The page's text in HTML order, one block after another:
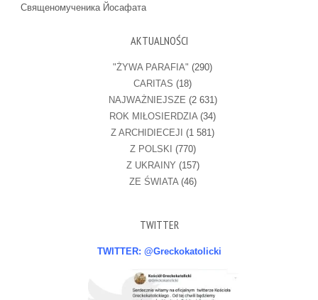
Священомученика Йосафата
AKTUALNOŚCI
"ŻYWA PARAFIA" (290)
CARITAS (18)
NAJWAŻNIEJSZE (2 631)
ROK MIŁOSIERDZIA(34)
Z ARCHIDIECEJI (1 581)
Z POLSKI (770)
Z UKRAINY (157)
ZE ŚWIATA(46)
TWITTER
TWITTER: @Greckokatolicki